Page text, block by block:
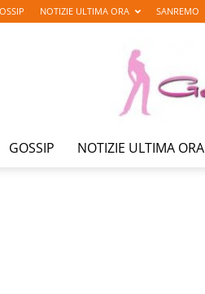
NOTIZIE ULTIMA ORA SANREMO
GOSSIP NOTIZIE ULTIMA ORA